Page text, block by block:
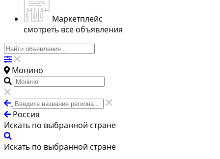
Маркетплейс
смотреть все объявления
Монино
Россия
Искать по выбранной стране
Искать по выбранной стране